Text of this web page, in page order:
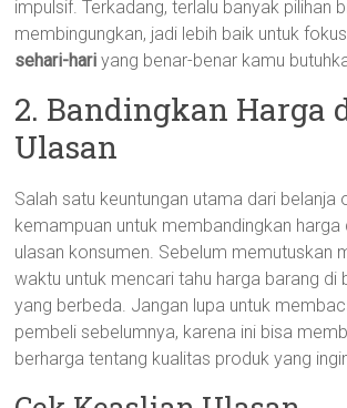
impulsif. Terkadang, terlalu banyak pilihan
membingungkan, jadi lebih baik untuk
sehari-hari yang benar-benar kamu
2. Bandingkan Harga
Ulasan
Salah satu keuntungan utama dari belanja
kemampuan untuk membandingkan
ulasan konsumen. Sebelum memutuskan
waktu untuk mencari tahu harga barang di
yang berbeda. Jangan lupa untuk
pembeli sebelumnya, karena ini bisa
berharga tentang kualitas produk yang